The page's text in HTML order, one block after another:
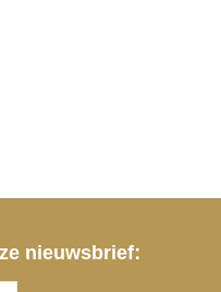
nieuwsbrief: